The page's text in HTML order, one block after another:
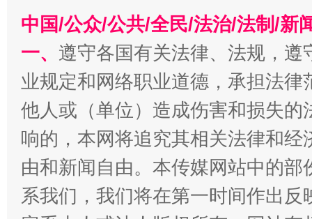
千年窑火 生生不息 一
中国/公众/公共/全民/法治/法制/新
一、 遵守各国有关法律、法规，
业规定和网络职业道德，承担法
他人或（单位）造成伤害和损失
响的，本网将追究其相关法律和
由和新闻自由。本传媒网站中的
系我们，我们将在第一时间作出